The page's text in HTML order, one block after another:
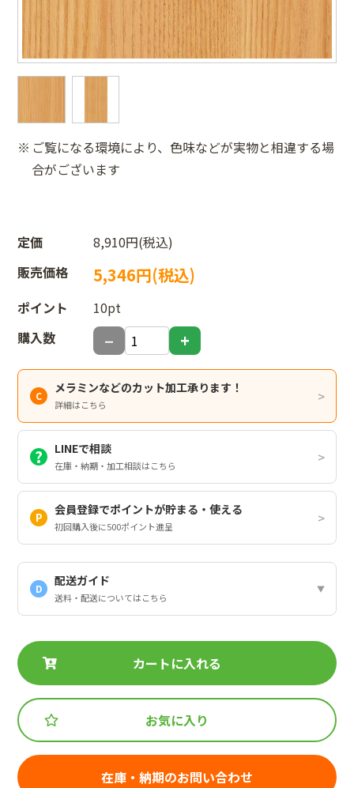
ご覧になる環境により、色味などが実物と相違する場
合がございます
定価
8,910円(税込)
販売価格
5,346円(税込)
ポイント
10pt
購入数
メラミンなどのカット加工承ります！
詳細はこちら
LINEで相談
在庫・納期・加工相談はこちら
会員登録でポイントが貯まる・使える
初回購入後に500ポイント進呈
D
配送ガイド
送料・配送についてはこちら
カートに入れる
お気に入り
在庫・納期のお問い合わせ